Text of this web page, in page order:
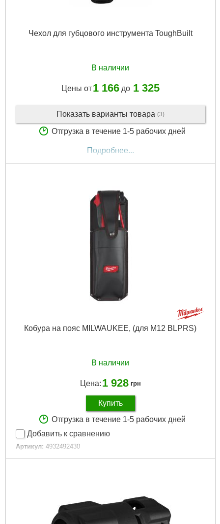
Чехол для губцового инструмента ToughBuilt
В наличии
Цены от 1 166до 1 325
Показать варианты товара (3)
Отгрузка в течение 1-5 рабочих дней
Подробнее...
Кобура на пояс MILWAUKEE, (для M12 BLPRS)
В наличии
Цена: 1 928 грн
Купить
Отгрузка в течение 1-5 рабочих дней
Добавить к сравнению
Артикул: 4932492430
Код товара: 27.49.77